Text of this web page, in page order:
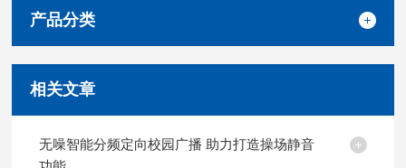
产品分类
相关文章
无噪智能分频定向校园广播 助力打造操场静音